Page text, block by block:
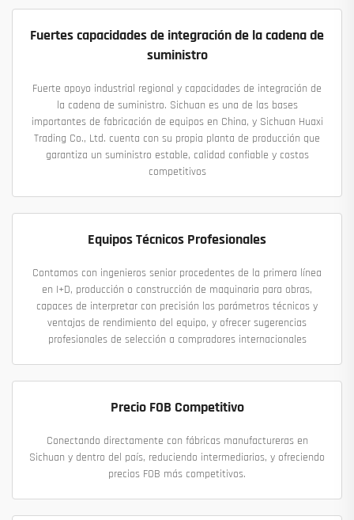
Fuertes capacidades de integración de la cadena de
suministro
Fuerte apoyo industrial regional y capacidades de integración de
la cadena de suministro. Sichuan es una de las bases
importantes de fabricación de equipos en China, y Sichuan Huaxi
Trading Co., Ltd. cuenta con su propia planta de producción que
garantiza un suministro estable, calidad confiable y costos
competitivos
Equipos Técnicos Profesionales
Contamos con ingenieros senior procedentes de la primera línea
en I+D, producción o construcción de maquinaria para obras,
capaces de interpretar con precisión los parámetros técnicos y
ventajas de rendimiento del equipo, y ofrecer sugerencias
profesionales de selección a compradores internacionales
Precio FOB Competitivo
Conectando directamente con fábricas manufactureras en
Sichuan y dentro del país, reduciendo intermediarios, y ofreciendo
precios FOB más competitivos.